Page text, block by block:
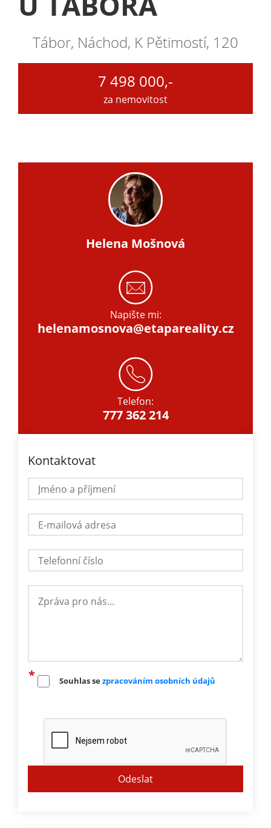
Tábor, Náchod, K Pětimostí, 120
7 498 000,-
za nemovitost
Helena Mošnová
Napište mi:
helenamosnova@etapareality.cz
Telefon:
777 362 214
Kontaktovat
Souhlas se zpracováním osobních údajů